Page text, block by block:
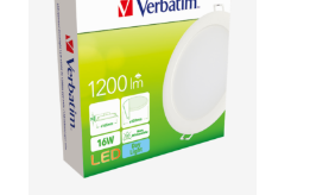
USB 隨身碟
讀卡器
藍牙追蹤器
同步和充電線
車用配件